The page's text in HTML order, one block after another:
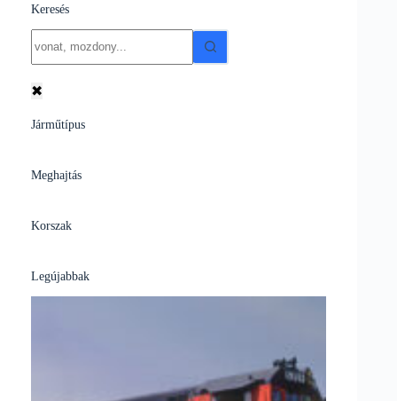
Keresés
results
✖
Járműtípus
Meghajtás
Korszak
Legújabbak